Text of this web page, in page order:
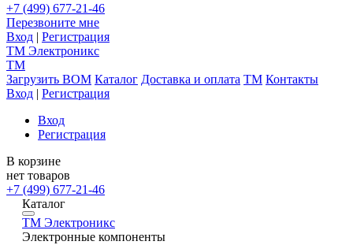
+7 (499) 677-21-46
Перезвоните мне
Вход | Регистрация
TM Электроникс
TM
Загрузить BOM Каталог Доставка и оплата TM Контакты
Вход | Регистрация
Вход
Регистрация
В корзине
нет товаров
+7 (499) 677-21-46
Каталог
TM Электроникс
Электронные компоненты